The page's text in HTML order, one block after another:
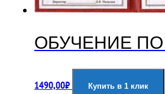
ОБУЧЕНИЕ
1490,00₽ Купить в 1 клик